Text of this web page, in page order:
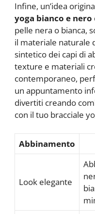
Infine, un’idea
yoga bianco e nero
pelle nera o bianca,
il materiale naturale
sintetico dei capi di
texture e materiali
contemporaneo,
un appuntamento
divertiti creando
con il tuo bracciale
Abbinamento
Look elegante